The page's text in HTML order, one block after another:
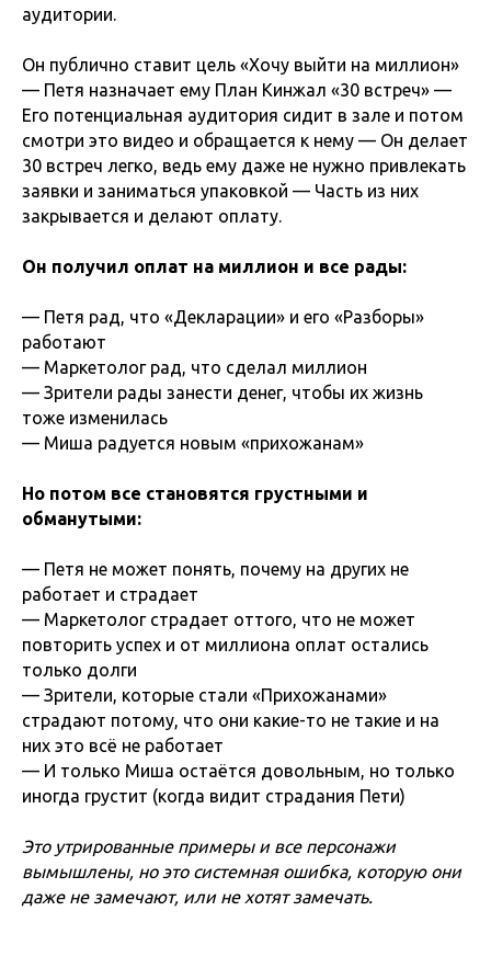
аудитории.
Он публично ставит цель «Хочу выйти на миллион»
— Петя назначает ему План Кинжал «30 встреч» —
Его потенциальная аудитория сидит в зале и потом
смотри это видео и обращается к нему — Он делает
30 встреч легко, ведь ему даже не нужно привлекать
заявки и заниматься упаковкой — Часть из них
закрывается и делают оплату.
Он получил оплат на миллион и все рады:
— Петя рад, что «Декларации» и его «Разборы»
работают
— Маркетолог рад, что сделал миллион
— Зрители рады занести денег, чтобы их жизнь
тоже изменилась
— Миша радуется новым «прихожанам»
Но потом все становятся грустными и
обманутыми:
— Петя не может понять, почему на других не
работает и страдает
— Маркетолог страдает оттого, что не может
повторить успех и от миллиона оплат остались
только долги
— Зрители, которые стали «Прихожанами»
страдают потому, что они какие-то не такие и на
них это всё не работает
— И только Миша остаётся довольным, но только
иногда грустит (когда видит страдания Пети)
Это утрированные примеры и все персонажи
вымышлены, но это системная ошибка, которую они
даже не замечают, или не хотят замечать.